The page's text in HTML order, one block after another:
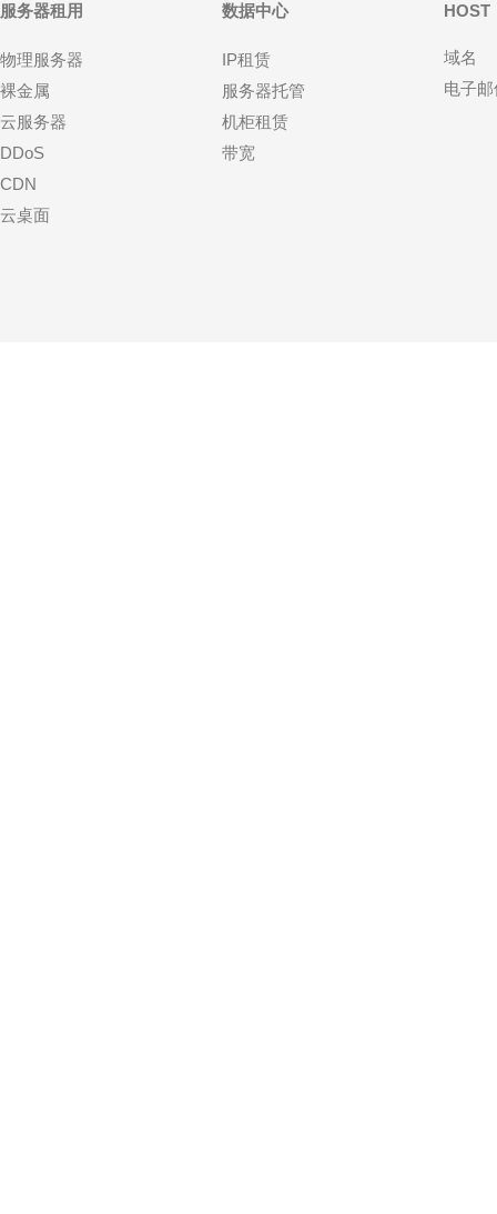
服务器租用
物理服务器
裸金属
云服务器
DDoS
CDN
云桌面
数据中心
IP租赁
服务器托管
机柜租赁
带宽
HOST
域名
电子